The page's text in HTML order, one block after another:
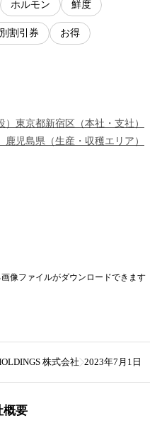
ホルモン 鮮度
割引券 お得
） 東京都新宿区 （本社・支社 ）
鹿児島県 （生産・収穫エリア ）
像ファイルがダウンロードできます
株式会社 2023年7月1日（
概要